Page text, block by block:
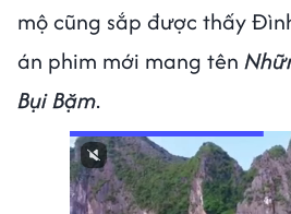
mộ cũng sắp được thấy
án phim mới mang tên
Bụi Bặm.